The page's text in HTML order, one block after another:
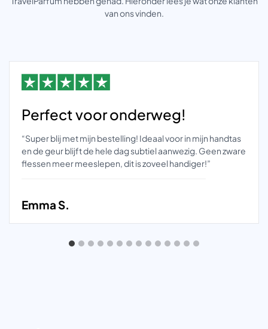
van ons vinden.
Perfect voor onderweg!
“Super blij met mijn bestelling! Ideaal voor in mijn handtas
en de geur blijft de hele dag subtiel aanwezig. Geen zware
flessen meer meeslepen, dit is zoveel handiger!”
Emma S.